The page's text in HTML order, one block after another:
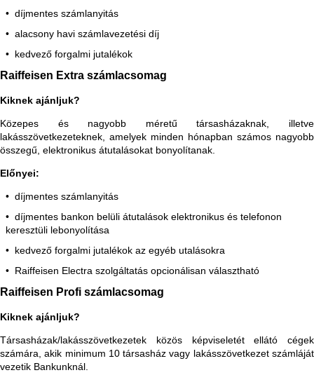
díjmentes számlanyitás
alacsony havi számlavezetési díj
kedvező forgalmi jutalékok
Raiffeisen Extra számlacsomag
Kiknek ajánljuk?
Közepes és nagyobb méretű társasházaknak, illetve
lakásszövetkezeteknek, amelyek minden hónapban számos nagyobb
összegű, elektronikus átutalásokat bonyolítanak.
Előnyei:
díjmentes számlanyitás
díjmentes bankon belüli átutalások elektronikus és telefonon
keresztüli lebonyolítása
kedvező forgalmi jutalékok az egyéb utalásokra
Raiffeisen Electra szolgáltatás opcionálisan választható
Raiffeisen Profi számlacsomag
Kiknek ajánljuk?
Társasházak/lakásszövetkezetek közös képviseletét ellátó cégek
számára, akik minimum 10 társasház vagy lakásszövetkezet számláját
vezetik Bankunknál.